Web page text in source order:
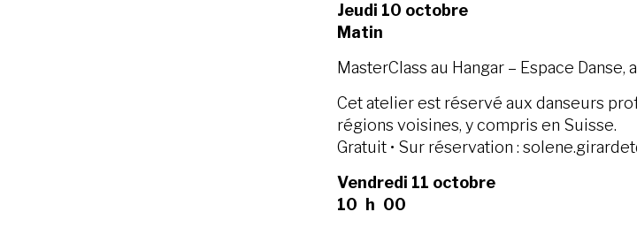
Jeudi 10 octobre
Matin
MasterClass au Hangar – Espace
Cet atelier est réservé aux danseurs
régions voisines, y compris en Suisse.
Gratuit • Sur réservation :
Vendredi 11 octobre
10 h 00